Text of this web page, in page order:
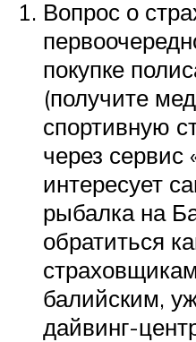
Вопрос о
покупке
(получите
спортивную
через сервис
интересует
рыбалка на
обратиться
балийским,
дайвинг-